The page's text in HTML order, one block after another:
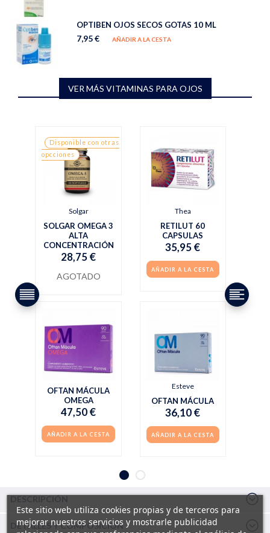
OPTIBEN OJOS SECOS GOTAS 10 ML
7,95 € AÑADIR A LA CESTA
VER MÁS VITAMINAS PARA OJOS
Disponible con otras
opcciones
Solgar
SOLGAR OMEGA 3
ALTA
CONCENTRACIÓN
28,75 €
AGOTADO
Thea
RETILUT 60
CAPSULAS
35,95 €
AÑADIR A LA CESTA
OFTAN MÁCULA
OMEGA
47,50 €
AÑADIR A LA CESTA
Esteve
OFTAN MÁCULA
36,10 €
AÑADIR A LA CESTA
DETALLES Y COMPOSICIÓN
Este sitio web utiliza cookies propias y de terceros para
mejorar nuestros servicios y mostrarle publicidad